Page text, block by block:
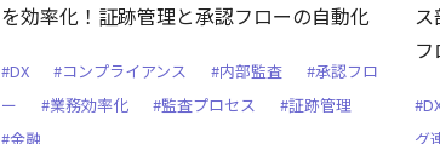
を効率化！証跡管理と承認フローの自動化
#DX #コンプライアンス #内部監査
#承認フロ
ー
#業務効率化 #監査プロセス
#証跡管理
#金融
グ